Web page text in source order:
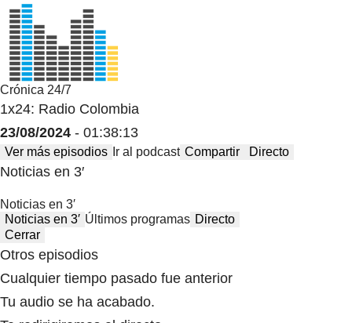
Crónica 24/7
1x24: Radio Colombia
23/08/2024 - 01:38:13
Ver más episodios Ir al podcast Compartir Directo
Noticias en 3′
Noticias en 3′
Noticias en 3′ Últimos programas Directo
Cerrar
Otros episodios
Cualquier tiempo pasado fue anterior
Tu audio se ha acabado.